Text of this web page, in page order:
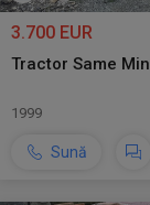
3.700 EUR
Tractor Same
1999
Sună